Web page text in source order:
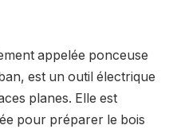
appelée ponceuse
est un outil électrique
planes. Elle est
pour préparer le bois